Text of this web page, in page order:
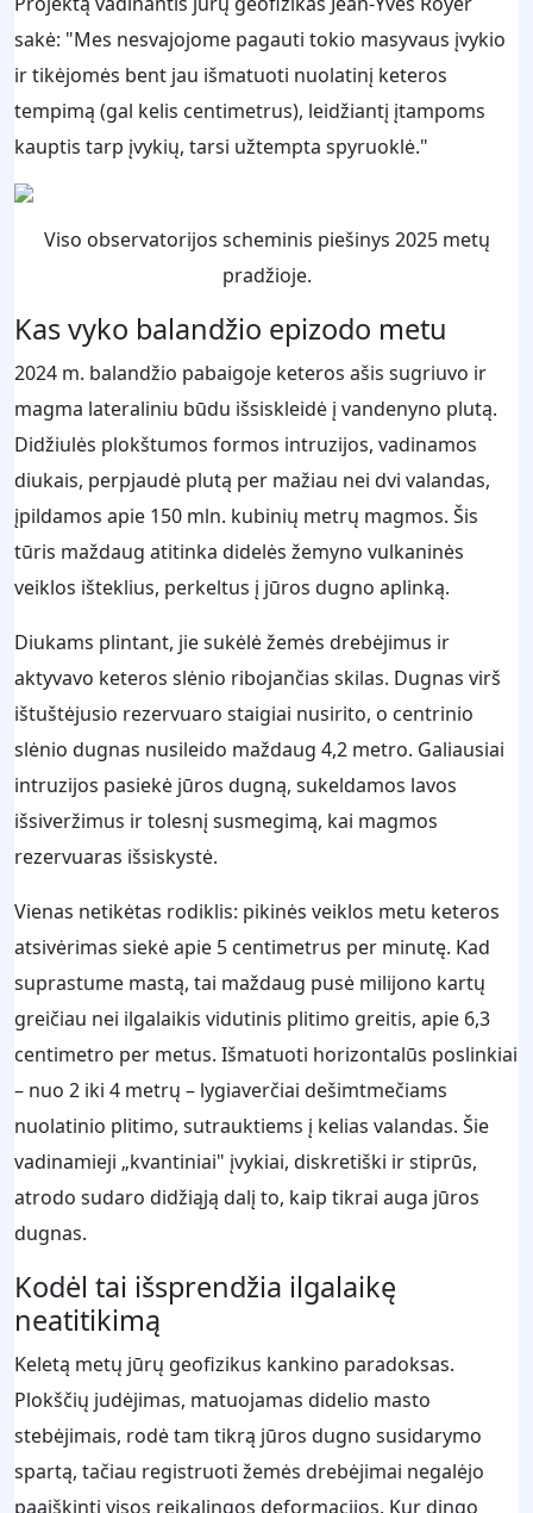
sakė: "Mes nesvajojome pagauti tokio masyvaus įvykio
ir tikėjomės bent jau išmatuoti nuolatinį keteros
tempimą (gal kelis centimetrus), leidžiantį įtampoms
kauptis tarp įvykių, tarsi užtempta spyruoklė."
Viso observatorijos scheminis piešinys 2025 metų
pradžioje.
Kas vyko balandžio epizodo metu
2024 m. balandžio pabaigoje keteros ašis sugriuvo ir
magma lateraliniu būdu išsiskleidė į vandenyno plutą.
Didžiulės plokštumos formos intruzijos, vadinamos
diukais, perpjaudė plutą per mažiau nei dvi valandas,
įpildamos apie 150 mln. kubinių metrų magmos. Šis
tūris maždaug atitinka didelės žemyno vulkaninės
veiklos išteklius, perkeltus į jūros dugno aplinką.
Diukams plintant, jie sukėlė žemės drebėjimus ir
aktyvavo keteros slėnio ribojančias skilas. Dugnas virš
ištuštėjusio rezervuaro staigiai nusirito, o centrinio
slėnio dugnas nusileido maždaug 4,2 metro. Galiausiai
intruzijos pasiekė jūros dugną, sukeldamos lavos
išsiveržimus ir tolesnį susmegimą, kai magmos
rezervuaras išsiskystė.
Vienas netikėtas rodiklis: pikinės veiklos metu keteros
atsivėrimas siekė apie 5 centimetrus per minutę. Kad
suprastume mastą, tai maždaug pusė milijono kartų
greičiau nei ilgalaikis vidutinis plitimo greitis, apie 6,3
centimetro per metus. Išmatuoti horizontalūs poslinkiai
– nuo 2 iki 4 metrų – lygiaverčiai dešimtmečiams
nuolatinio plitimo, sutrauktiems į kelias valandas. Šie
vadinamieji „kvantiniai" įvykiai, diskretiški ir stiprūs,
atrodo sudaro didžiąją dalį to, kaip tikrai auga jūros
dugnas.
Kodėl tai išsprendžia ilgalaikę
neatitikimą
Keletą metų jūrų geofizikus kankino paradoksas.
Plokščių judėjimas, matuojamas didelio masto
stebėjimais, rodė tam tikrą jūros dugno susidarymo
spartą, tačiau registruoti žemės drebėjimai negalėjo
paaiškinti visos reikalingos deformacijos. Kur dingo